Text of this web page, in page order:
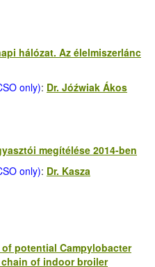
hálózat. Az élelmiszerlánc
only): Dr. Jóźwiak Ákos
megítélése 2014-ben
only): Dr. Kasza
potential Campylobacter
of indoor broiler